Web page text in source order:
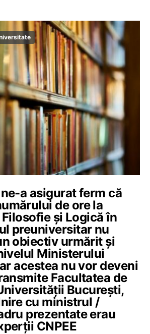
ne-a asigurat ferm că
de ore la
şi Logică în
preuniversitar nu
obiectiv urmărit şi
Ministerului
acestea nu vor deveni
Facultatea de
București,
cu ministrul /
prezentate erau
CNPEE